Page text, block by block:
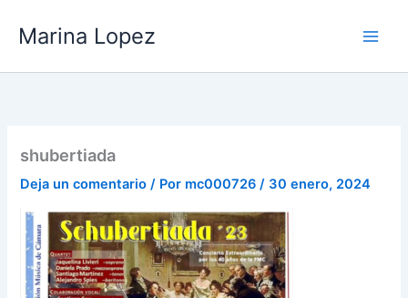
Marina Lopez
shubertiada
Deja un comentario / Por mc000726/ 30 enero, 2024